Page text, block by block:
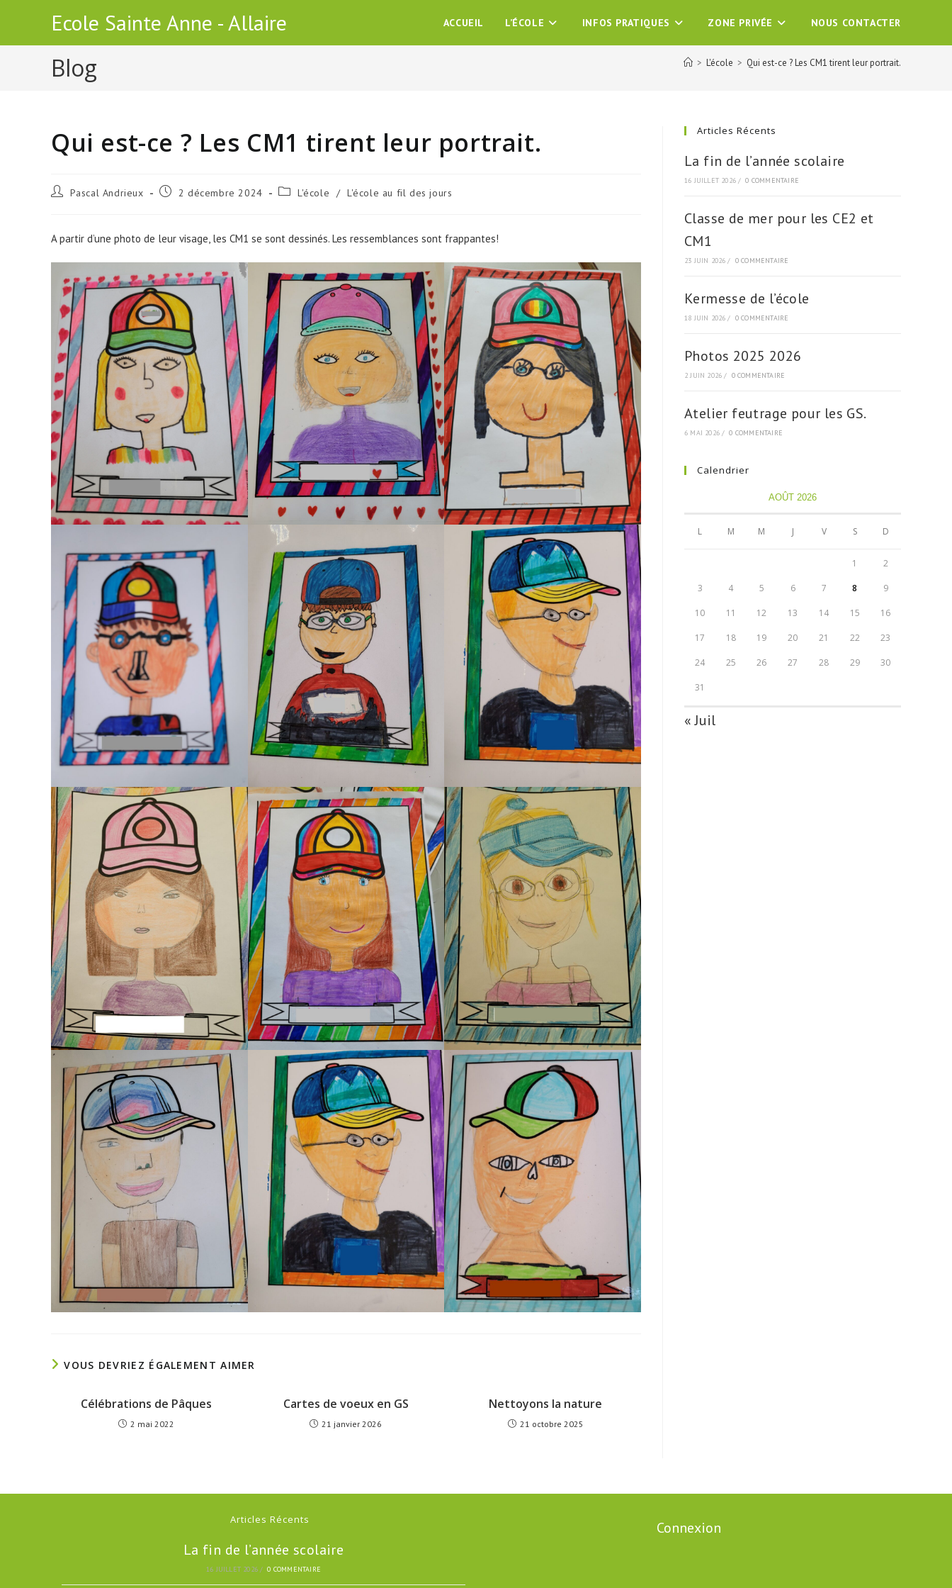
content
Ecole Sainte Anne - Allaire ACCUEIL L’ÉCOLE INFOS PRATIQUES ZONE PRIVÉE NOUS CONTACTER
Blog > L'école > Qui est-ce ? Les CM1 tirent leur portrait.
Qui est-ce ? Les CM1 tirent leur portrait.
Auteur/autrice
Pascal Andrieux
Publication
2 décembre 2024
Post L'école / L'école au fil des jours
A partir d’une photo de leur visage, les CM1 se sont dessinés. Les ressemblances sont frappantes!
VOUS DEVRIEZ ÉGALEMENT AIMER
Célébrations de Pâques
2 mai 2022
Cartes de voeux en GS
21 janvier 2026
Nettoyons la nature
21 octobre 2025
Articles Récents
La fin de l’année scolaire
16 JUILLET 2026 / 0 COMMENTAIRE
Classe de mer pour les CE2 et
CM1
23 JUIN 2026 / 0 COMMENTAIRE
Kermesse de l’école
18 JUIN 2026 / 0 COMMENTAIRE
Photos 2025 2026
2 JUIN 2026 / 0 COMMENTAIRE
Atelier feutrage pour les GS.
6 MAI 2026 / 0 COMMENTAIRE
Calendrier
AOÛT 2026
L M M J V S D
1 2
3 4 5 6 7 8 9
10 11 12 13 14 15 16
17 18 19 20 21 22 23
24 25 26 27 28 29 30
31
« Juil
Articles Récents
La fin de l’année scolaire
16 JUILLET 2026 / 0 COMMENTAIRE
Connexion